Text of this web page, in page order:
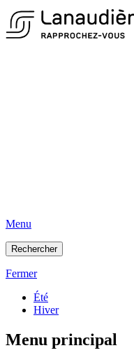
Menu
Rechercher
Fermer
Été
Hiver
Menu principal